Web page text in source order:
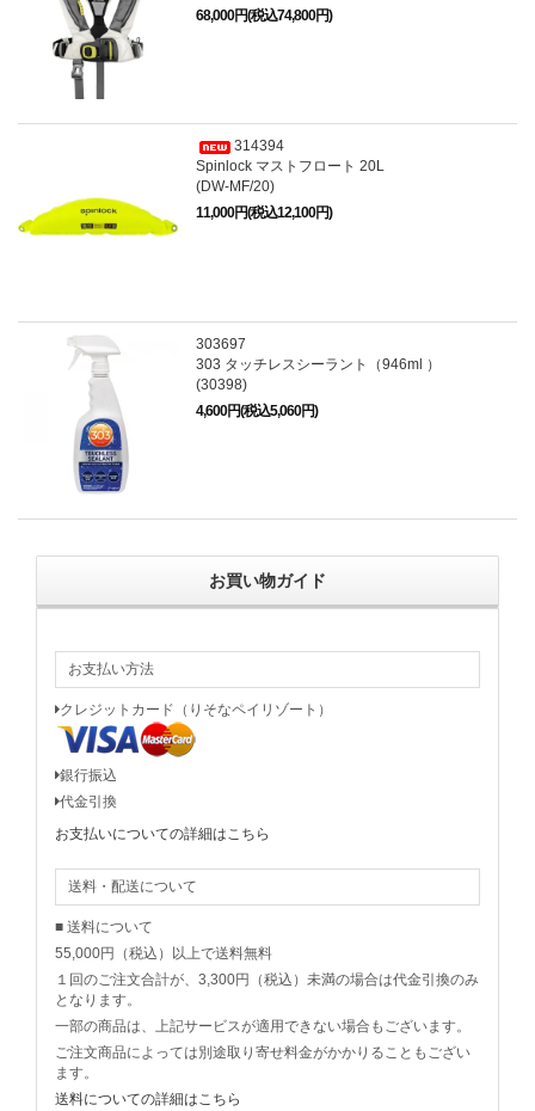
68,000円(税込74,800円)
314394
Spinlock マストフロート 20L
(DW-MF/20)
11,000円(税込12,100円)
303697
303 タッチレスシーラント（946ml ）
(30398)
4,600円(税込5,060円)
お買い物ガイド
お支払い方法
クレジットカード（りそなペイリゾート）
銀行振込
代金引換
お支払いについての詳細はこちら
送料・配送について
■ 送料について
55,000円（税込）以上で送料無料
１回のご注文合計が、3,300円（税込）未満の場合は代金引換のみ
となります。
一部の商品は、上記サービスが適用できない場合もございます。
ご注文商品によっては別途取り寄せ料金がかかりることもござい
ます。
送料についての詳細はこちら